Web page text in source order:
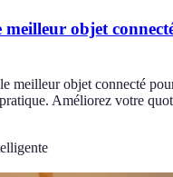
meilleur objet
meilleur objet connecté
Améliorez votre